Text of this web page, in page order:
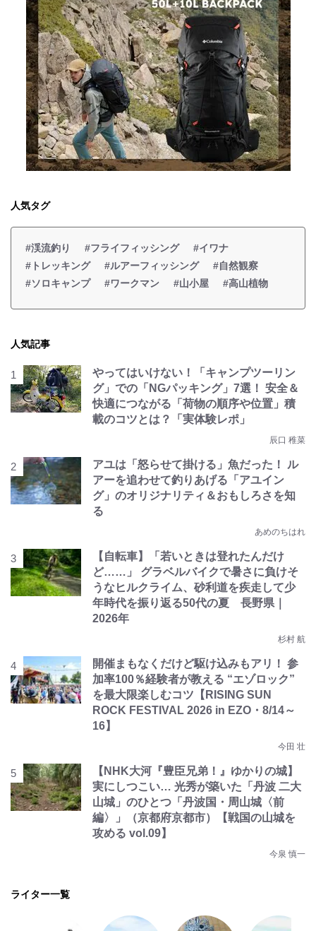
人気タグ
#渓流釣り #フライフィッシング
#イワナ
#トレッキング
#ルアーフィッシング
#自然観察
#ソロキャンプ
#ワークマン #山小屋 #高山植物
人気記事
やってはいけない！「キャンプツーリン
グ」での「NGパッキング」7選！ 安全＆
快適につながる「荷物の順序や位置」積
載のコツとは？「実体験レポ」
辰口 稚菜
アユは「怒らせて掛ける」魚だった！ ル
アーを追わせて釣りあげる「アユイン
グ」のオリジナリティ＆おもしろさを知
る
あめのちはれ
【自転車】「若いときは登れたんだけ
ど……」 グラベルバイクで暑さに負けそ
うなヒルクライム、砂利道を疾走して少
年時代を振り返る50代の夏 長野県｜
2026年
杉村 航
開催まもなくだけど駆け込みもアリ！ 参
加率100％経験者が教える “エゾロック”
を最大限楽しむコツ【RISING SUN
ROCK FESTIVAL 2026 in EZO・8/14～
16】
今田 壮
【NHK大河『豊臣兄弟！』ゆかりの城】
実にしつこい… 光秀が築いた「丹波 二大
山城」のひとつ「丹波国・周山城〈前
編〉」（京都府京都市）【戦国の山城を
攻める vol.09】
今泉 慎一
ライター一覧